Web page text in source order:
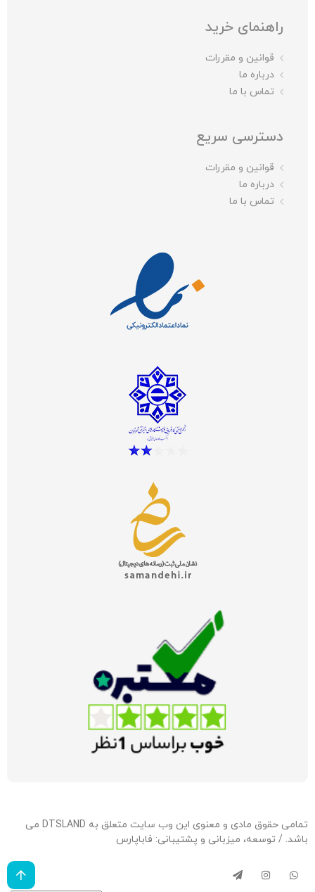
راهنمای خرید
قوانین و مقررات
درباره ما
تماس با ما
دسترسی سریع
قوانین و مقررات
درباره ما
تماس با ما
تمامی حقوق مادی و معنوی این وب سایت متعلق به DTSLAND می
باشد. / توسعه، میزبانی و پشتیبانی: فاباپارس